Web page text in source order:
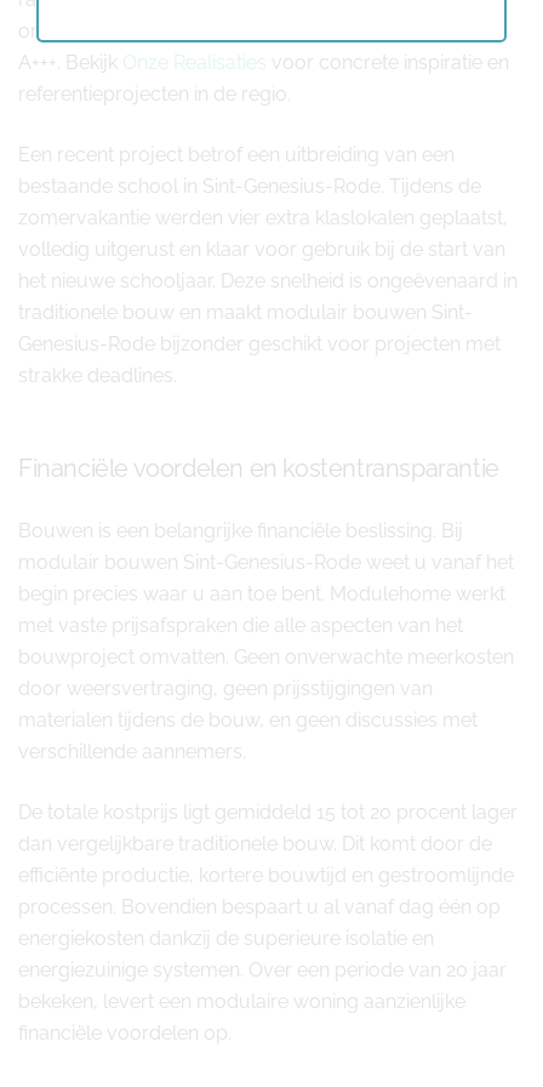
onze moderne modulaire woningen met energielabel
A+++. Bekijk Onze Realisaties voor concrete inspiratie en
referentieprojecten in de regio.
Een recent project betrof een uitbreiding van een
bestaande school in Sint-Genesius-Rode. Tijdens de
zomervakantie werden vier extra klaslokalen geplaatst,
volledig uitgerust en klaar voor gebruik bij de start van
het nieuwe schooljaar. Deze snelheid is ongeëvenaard in
traditionele bouw en maakt modulair bouwen Sint-
Genesius-Rode bijzonder geschikt voor projecten met
strakke deadlines.
Financiële voordelen en kostentransparantie
Bouwen is een belangrijke financiële beslissing. Bij
modulair bouwen Sint-Genesius-Rode weet u vanaf het
begin precies waar u aan toe bent. Modulehome werkt
met vaste prijsafspraken die alle aspecten van het
bouwproject omvatten. Geen onverwachte meerkosten
door weersvertraging, geen prijsstijgingen van
materialen tijdens de bouw, en geen discussies met
verschillende aannemers.
De totale kostprijs ligt gemiddeld 15 tot 20 procent lager
dan vergelijkbare traditionele bouw. Dit komt door de
efficiënte productie, kortere bouwtijd en gestroomlijnde
processen. Bovendien bespaart u al vanaf dag één op
energiekosten dankzij de superieure isolatie en
energiezuinige systemen. Over een periode van 20 jaar
bekeken, levert een modulaire woning aanzienlijke
financiële voordelen op.